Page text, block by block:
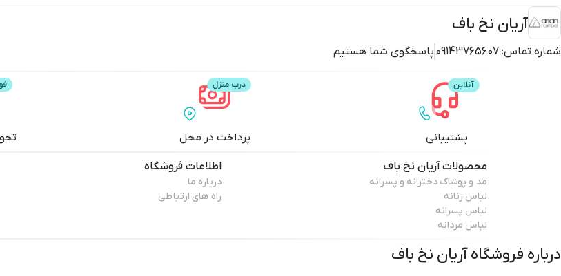
آریان نخ باف
شماره تماس: 09143765607 پاسخگوی شما هستیم
پشتیبانی پرداخت در محل
محصولاتآریان نخ باف
مد و پوشاک دخترانه و پسرانه
لباس زنانه
لباس پسرانه
لباس مردانه
اطلاعات فروشگاه
درباره ما
راه های ارتباطی
درباره فروشگاهآریان نخ باف